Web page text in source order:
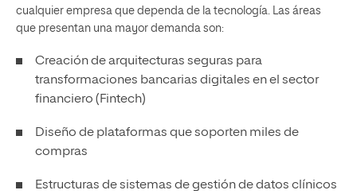
cualquier empresa que dependa de la tecnología. Las áreas
que presentan una mayor demanda son:
Creación de arquitecturas seguras para
transformaciones bancarias digitales en el sector
financiero (Fintech)
Diseño de plataformas que soporten miles de
compras
Estructuras de sistemas de gestión de datos clínicos